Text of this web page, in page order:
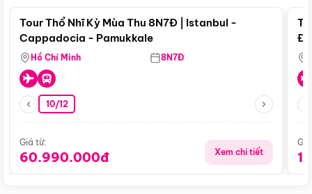
Tour Thổ Nhĩ Kỳ Mùa Thu 8N7Đ | Istanbul -
Cappadocia - Pamukkale
Hồ Chí Minh 8N7Đ
10/12
Giá từ:
60.990.000đ Xem chi tiết